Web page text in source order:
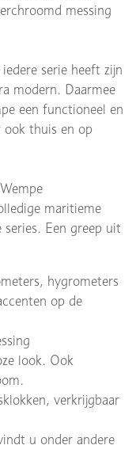
messing
serie heeft zijn
modern. Daarmee
een functioneel en
ook thuis en op
maritieme
Een greep uit
hygrometers
op de
look. Ook
verkrijgbaar
u onder andere